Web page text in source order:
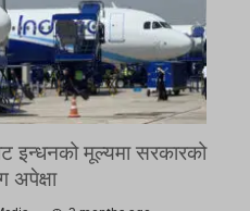
इन्धनको मूल्यमा सरकारको
अपेक्षा